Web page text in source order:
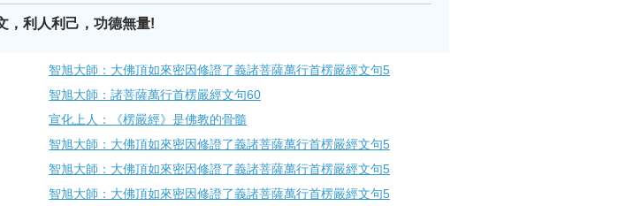
，利人利己，功德無量!
智旭大師：大佛頂如來密因修證了義諸菩薩萬行首楞嚴經文句5
智旭大師：諸菩薩萬行首楞嚴經文句60
宣化上人：《楞嚴經》是佛教的骨髓
智旭大師：大佛頂如來密因修證了義諸菩薩萬行首楞嚴經文句5
智旭大師：大佛頂如來密因修證了義諸菩薩萬行首楞嚴經文句5
智旭大師：大佛頂如來密因修證了義諸菩薩萬行首楞嚴經文句5